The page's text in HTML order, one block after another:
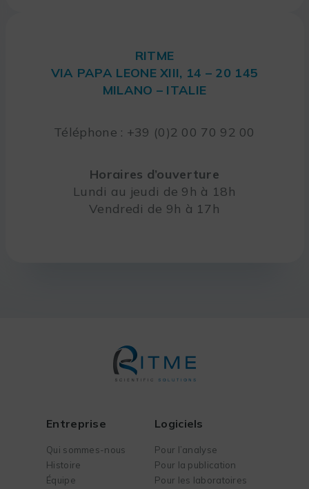
RITME
VIA PAPA LEONE XIII, 14 – 20 145
MILANO – ITALIE
Téléphone : +39 (0)2 00 70 92 00
Horaires d’ouverture
Lundi au jeudi de 9h à 18h
Vendredi de 9h à 17h
Entreprise
Qui sommes-nous
Histoire
Équipe
Logiciels
Pour l’analyse
Pour la publication
Pour les laboratoires